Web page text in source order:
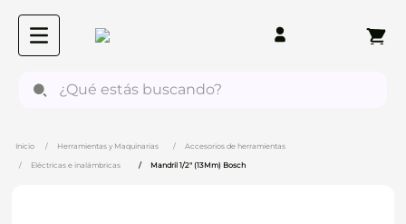
Herramientas y Maquinarias Accesorios de herramientas
Eléctricas e inalámbricas Mandril 1/2" (13Mm) Bosch